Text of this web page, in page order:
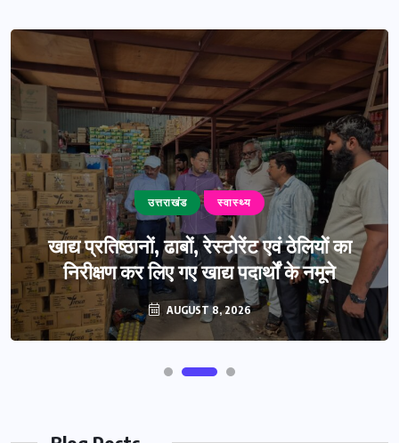
उत्तराखंड स्वास्थ्य
खाद्य प्रतिष्ठानों, ढाबों, रेस्टोरेंट एवं ठेलियों का
निरीक्षण कर लिए गए खाद्य पदार्थों के नमूने
AUGUST 8, 2026